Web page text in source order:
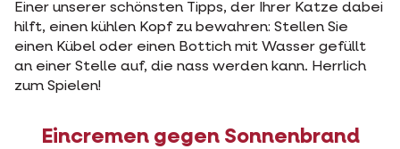
Einer unserer schönsten Tipps, der Ihrer Katze dabei
hilft, einen kühlen Kopf zu bewahren: Stellen Sie
einen Kübel oder einen Bottich mit Wasser gefüllt
an einer Stelle auf, die nass werden kann. Herrlich
zum Spielen!
Eincremen gegen Sonnenbrand